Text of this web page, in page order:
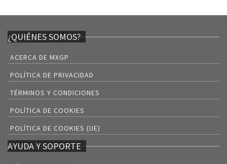
¿QUIÉNES SOMOS?
ACERCA DE MXGP
POLÍTICA DE PRIVACIDAD
TÉRMINOS Y CONDICIONES
POLÍTICA DE COOKIES
POLÍTICA DE COOKIES (UE)
AYUDA Y SOPORTE